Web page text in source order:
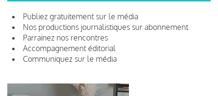
Publiez gratuitement sur le média
Nos productions journalistiques sur abonnement
Parrainez nos rencontres
Accompagnement éditorial
Communiquez sur le média